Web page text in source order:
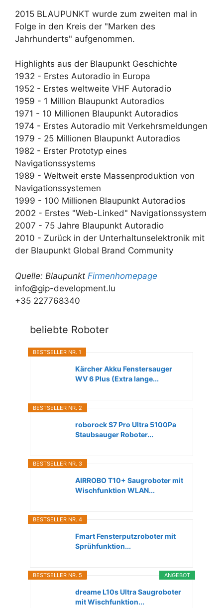
2015 BLAUPUNKT wurde zum zweiten mal in
Folge in den Kreis der "Marken des
Jahrhunderts" aufgenommen.
Highlights aus der Blaupunkt Geschichte
1932 - Erstes Autoradio in Europa
1952 - Erstes weltweite VHF Autoradio
1959 - 1 Million Blaupunkt Autoradios
1971 - 10 Millionen Blaupunkt Autoradios
1974 - Erstes Autoradio mit Verkehrsmeldungen
1979 - 25 Millionen Blaupunkt Autoradios
1982 - Erster Prototyp eines
Navigationssystems
1989 - Weltweit erste Massenproduktion von
Navigationssystemen
1999 - 100 Millionen Blaupunkt Autoradios
2002 - Erstes "Web-Linked" Navigationssystem
2007 - 75 Jahre Blaupunkt Autoradio
2010 - Zurück in der Unterhaltunselektronik mit
der Blaupunkt Global Brand Community
Quelle: Blaupunkt Firmenhomepage
info@gip-development.lu
+35 227768340
beliebte Roboter
BESTSELLER NR. 1
Kärcher Akku Fenstersauger
WV 6 Plus (Extra lange...
BESTSELLER NR. 2
roborock S7 Pro Ultra 5100Pa
Staubsauger Roboter...
BESTSELLER NR. 3
AIRROBO T10+ Saugroboter mit
Wischfunktion WLAN...
BESTSELLER NR. 4
Fmart Fensterputzroboter mit
Sprühfunktion...
ANGEBOT
BESTSELLER NR. 5
dreame L10s Ultra Saugroboter
mit Wischfunktion...